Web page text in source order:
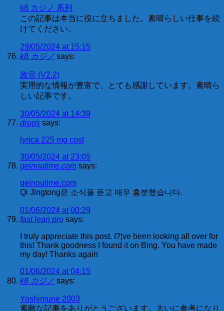
k8 カジノ 系列
この記事は本当に役に立ちました。素晴らしい仕事を続
けてください。
29/05/2024 at 15:15
k8 カジノ says:
政宗 (V2.2)
実用的な情報が豊富で、とても感謝しています。素晴ら
しい記事です。
30/05/2024 at 14:39
drugs says:
lyrica 225 mg cost
30/05/2024 at 23:05
geinoutime.com says:
geinoutime.com
Qi Jingtong은 소식을 듣고 매우 흥분했습니다.
01/06/2024 at 00:29
fast lean pro says:
I truly appreciate this post. I?¦ve been looking all over for
this! Thank goodness I found it on Bing. You have made
my day! Thanks again
01/06/2024 at 04:15
k8 カジノ says:
Yoshimune 2003
素敵な記事をありがとうございます。大いに参考になり